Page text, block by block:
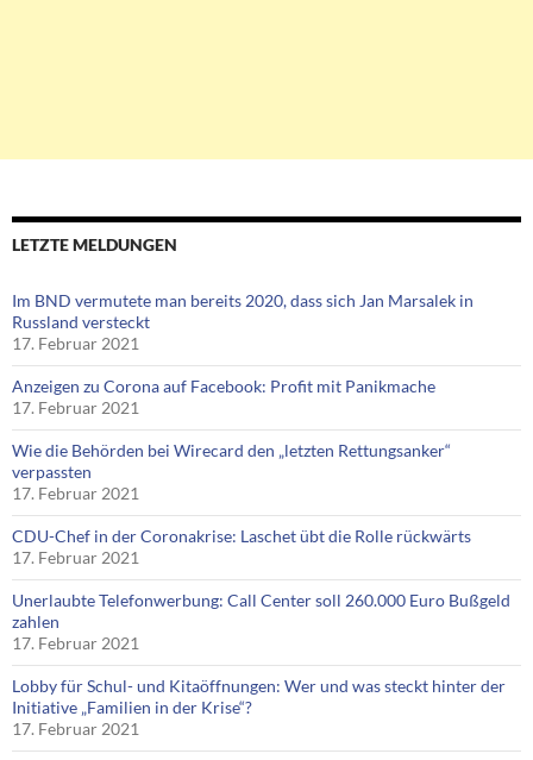
LETZTE MELDUNGEN
Im BND vermutete man bereits 2020, dass sich Jan Marsalek in
Russland versteckt
17. Februar 2021
Anzeigen zu Corona auf Facebook: Profit mit Panikmache
17. Februar 2021
Wie die Behörden bei Wirecard den „letzten Rettungsanker“
verpassten
17. Februar 2021
CDU-Chef in der Coronakrise: Laschet übt die Rolle rückwärts
17. Februar 2021
Unerlaubte Telefonwerbung: Call Center soll 260.000 Euro Bußgeld
zahlen
17. Februar 2021
Lobby für Schul- und Kitaöffnungen: Wer und was steckt hinter der
Initiative „Familien in der Krise“?
17. Februar 2021